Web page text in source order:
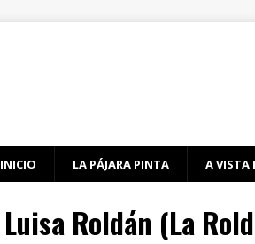
INICIO LA PÁJARA PINTA A VISTA
Luisa Roldán (La